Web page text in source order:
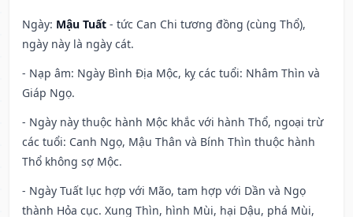
Ngày: Mậu Tuất - tức Can Chi tương đồng (cùng Thổ),
ngày này là ngày cát.
- Nạp âm: Ngày Bình Địa Mộc, kỵ các tuổi: Nhâm Thìn và
Giáp Ngọ.
- Ngày này thuộc hành Mộc khắc với hành Thổ, ngoại trừ
các tuổi: Canh Ngọ, Mậu Thân và Bính Thìn thuộc hành
Thổ không sợ Mộc.
- Ngày Tuất lục hợp với Mão, tam hợp với Dần và Ngọ
thành Hỏa cục. Xung Thìn, hình Mùi, hại Dậu, phá Mùi,